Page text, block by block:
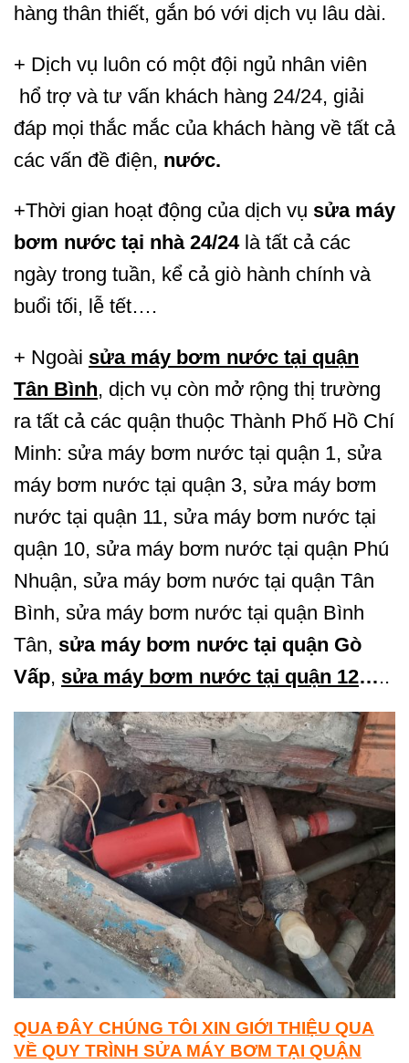
hàng thân thiết, gắn bó với dịch vụ lâu dài.
+ Dịch vụ luôn có một đội ngủ nhân viên
hổ trợ và tư vấn khách hàng 24/24, giải
đáp mọi thắc mắc của khách hàng về tất cả
các vấn đề điện, nước.
+Thời gian hoạt động của dịch vụ sửa máy
bơm nước tại nhà 24/24 là tất cả các
ngày trong tuần, kể cả giò hành chính và
buổi tối, lễ tết….
+ Ngoài sửa máy bơm nước tại quận
Tân Bình, dịch vụ còn mở rộng thị trường
ra tất cả các quận thuộc Thành Phố Hồ Chí
Minh: sửa máy bơm nước tại quận 1, sửa
máy bơm nước tại quận 3, sửa máy bơm
nước tại quận 11, sửa máy bơm nước tại
quận 10, sửa máy bơm nước tại quận Phú
Nhuận, sửa máy bơm nước tại quận Tân
Bình, sửa máy bơm nước tại quận Bình
Tân, sửa máy bơm nước tại quận Gò
Vấp, sửa máy bơm nước tại quận 12…..
QUA ĐÂY CHÚNG TÔI XIN GIỚI THIỆU QUA
VỀ QUY TRÌNH SỬA MÁY BƠM TẠI QUẬN